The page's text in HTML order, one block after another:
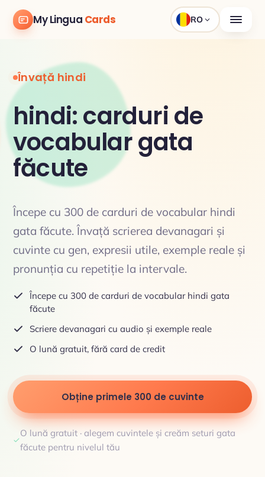
My Lingua Cards RO
Învață hindi
hindi: carduri de
vocabular gata
făcute
Începe cu 300 de carduri de vocabular hindi
gata făcute. Învață scrierea devanagari și
cuvinte cu gen, expresii utile, exemple reale și
pronunția cu repetiție la intervale.
Începe cu 300 de carduri de vocabular hindi gata
făcute
Scriere devanagari cu audio și exemple reale
O lună gratuit, fără card de credit
Obține primele 300 de cuvinte
O lună gratuit · alegem cuvintele și creăm seturi gata
făcute pentru nivelul tău